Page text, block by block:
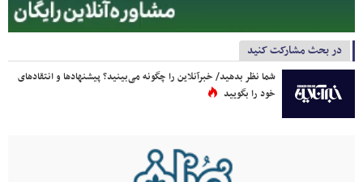
در بحث مشارکت کنید
شما نظر بدهید/ خبرآنلاین را چگونه می‌بینید؟ پیشنهادها و انتقادهای
خود را بگویید